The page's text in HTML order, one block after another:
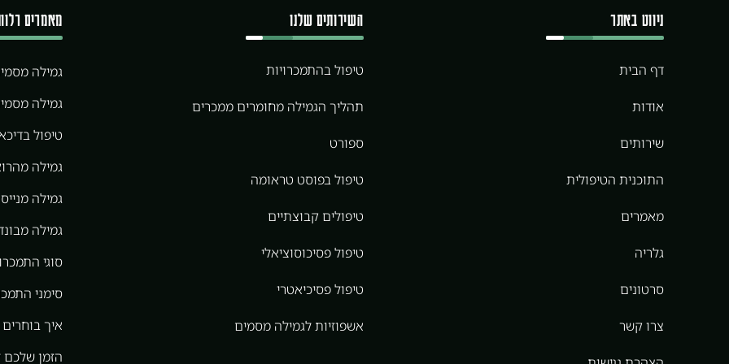
ניווט באתר
דף הבית
אודות
שירותים
התוכנית הטיפולית
מאמרים
גלריה
סרטונים
צרו קשר
השירותים שלנו
טיפול בהתמכרויות
תהליך הגמילה מחומרים ממכרים
ספורט
טיפול בפוסט טראומה
טיפולים קבוצתיים
טיפול פסיכוסוציאלי
טיפול פסיכיאטרי
אשפוזיות לגמילה מסמים
מאמרים
גמילה
גמילה
טיפול
גמילה
גמילה
גמילה
סוגי
סימני
איך בוחרים
הזמן שלכם